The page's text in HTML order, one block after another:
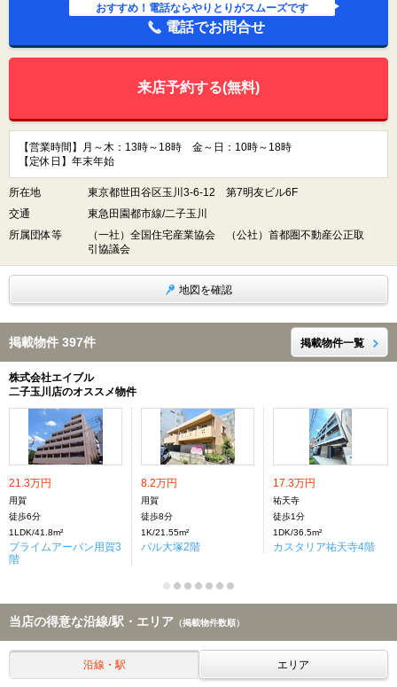
おすすめ！電話ならやりとりがスムーズです
電話でお問合せ
来店予約する(無料)
【営業時間】月～木：13時～18時 金～日：10時～18時
【定休日】年末年始
所在地
東京都世田谷区玉川3-6-12 第7明友ビル6F
交通
東急田園都市線/二子玉川
所属団体等
（一社）全国住宅産業協会 （公社）首都圏不動産公正取
引協議会
地図を確認
掲載物件 397件 掲載物件一覧
株式会社エイブル
二子玉川店のオススメ物件
21.3万円
用賀
徒歩6分
1LDK/41.8m²
プライムアーバン用賀3
階
8.2万円
用賀
徒歩8分
1K/21.55m²
パル大塚2階
17.3万円
祐天寺
徒歩1分
1DK/36.5m²
カスタリア祐天寺4階
当店の得意な沿線/駅・エリア （掲載物件数順）
沿線・駅 エリア